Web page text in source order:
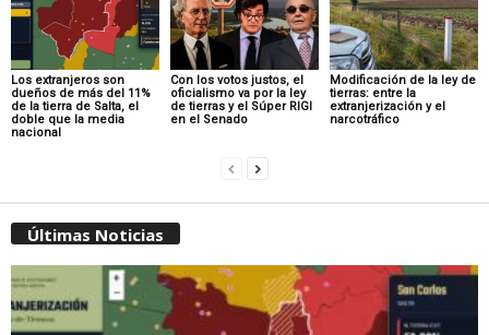
Los extranjeros son
dueños de más del 11%
de la tierra de Salta, el
doble que la media
nacional
Con los votos justos, el
oficialismo va por la ley
de tierras y el Súper RIGI
en el Senado
Modificación de la ley de
tierras: entre la
extranjerización y el
narcotráfico
Últimas Noticias